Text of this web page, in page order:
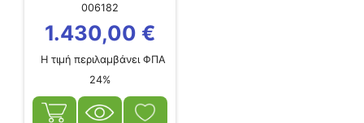
006182
1.430,00 €
Η τιμή περιλαμβάνει ΦΠΑ
24%